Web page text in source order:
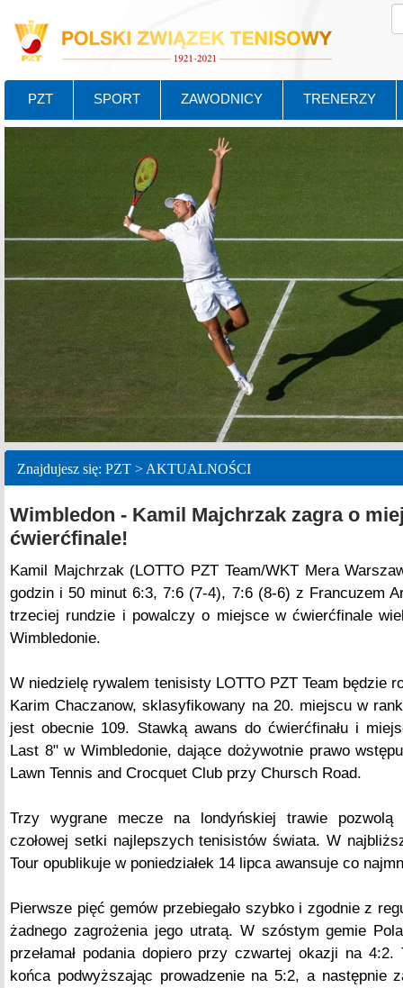
PZT SPORT ZAWODNICY TRENERZY
Znajdujesz się: PZT > AKTUALNOŚCI
Wimbledon - Kamil Majchrzak zagra o
ćwierćfinale!
Kamil Majchrzak (LOTTO PZT Team/WKT Mera
godzin i 50 minut 6:3, 7:6 (7-4), 7:6 (8-6) z Francuzem
trzeciej rundzie i powalczy o miejsce w ćwierćfinale
Wimbledonie.
W niedzielę rywalem tenisisty LOTTO PZT Team będzie
Karim Chaczanow, sklasyfikowany na 20. miejscu w
jest obecnie 109. Stawką awans do ćwierćfinału i
Last 8" w Wimbledonie, dające dożywotnie prawo
Lawn Tennis and Crocquet Club przy Chursch Road.
Trzy wygrane mecze na londyńskiej trawie pozwolą
czołowej setki najlepszych tenisistów świata. W
Tour opublikuje w poniedziałek 14 lipca awansuje co
Pierwsze pięć gemów przebiegało szybko i zgodnie z
żadnego zagrożenia jego utratą. W szóstym gemie
przełamał podania dopiero przy czwartej okazji na 4:2.
końca podwyższając prowadzenie na 5:2, a następnie